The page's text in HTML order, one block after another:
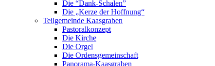
Die “Dank-Schalen”
Die „Kerze der Hoffnung“
Teilgemeinde Kaasgraben
Pastoralkonzept
Die Kirche
Die Orgel
Die Ordensgemeinschaft
Panorama-Kaasgraben